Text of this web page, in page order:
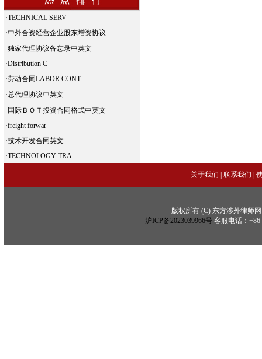
·TECHNICAL SERV
·中外合资经营企业股东增资协议
·独家代理协议备忘录中英文
·Distribution C
·劳动合同LABOR CONT
·总代理协议中英文
· 国际ＢＯＴ投资合同格式中英文
·freight forwar
·技术开发合同英文
·TECHNOLOGY TRA
关于我们 联系我们
版权所有 (C) 东方涉外律师网
沪ICP备2023039966号客服电话：+86